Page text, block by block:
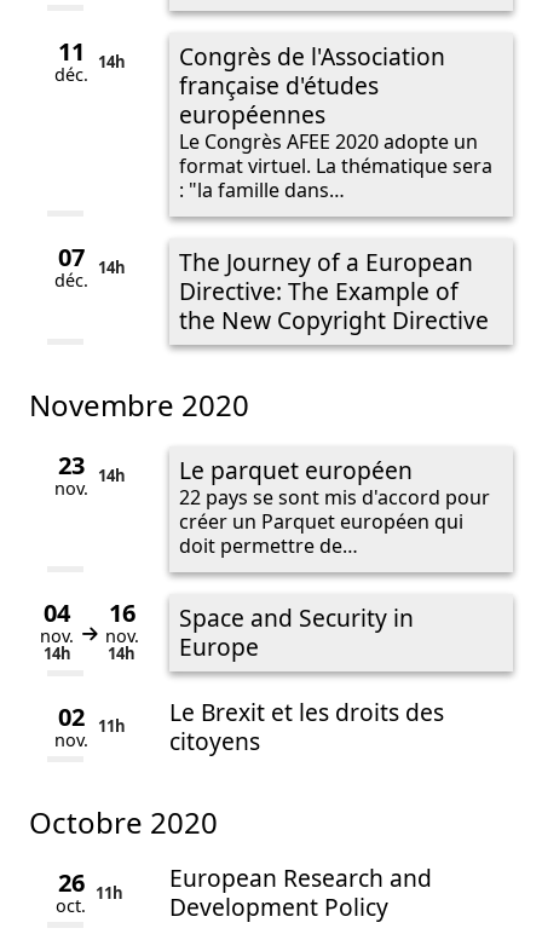
11
déc.
14h
Congrès de l'Association
française d'études
européennes
Le Congrès AFEE 2020 adopte un
format virtuel. La thématique sera
: "la famille dans…
07
déc.
14h
The Journey of a European
Directive: The Example of
the New Copyright Directive
novembre 2020
23
nov.
14h Le parquet européen
22 pays se sont mis d'accord pour
créer un Parquet européen qui
doit permettre de…
Du
04
nov.
14h au
16
nov.
14h
Space and Security in
Europe
02
nov.
11h
Le Brexit et les droits des
citoyens
octobre 2020
26
oct.
11h
European Research and
Development Policy